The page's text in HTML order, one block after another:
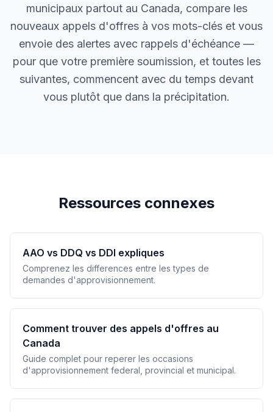
municipaux partout au Canada, compare les
nouveaux appels d'offres à vos mots-clés et vous
envoie des alertes avec rappels d'échéance —
pour que votre première soumission, et toutes les
suivantes, commencent avec du temps devant
vous plutôt que dans la précipitation.
Ressources connexes
AAO vs DDQ vs DDI expliques
Comprenez les differences entre les types de
demandes d'approvisionnement.
Comment trouver des appels d'offres au
Canada
Guide complet pour reperer les occasions
d'approvisionnement federal, provincial et municipal.